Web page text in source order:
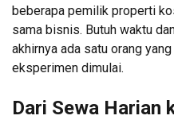
beberapa pemilik properti
sama bisnis. Butuh waktu
akhirnya ada satu orang
eksperimen dimulai.
Dari Sewa Harian